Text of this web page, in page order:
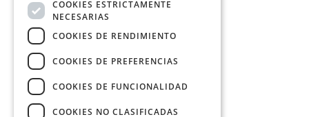
COOKIES ESTRICTAMENTE
NECESARIAS
COOKIES DE RENDIMIENTO
COOKIES DE PREFERENCIAS
COOKIES DE FUNCIONALIDAD
COOKIES NO CLASIFICADAS